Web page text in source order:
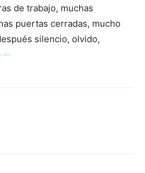
de trabajo, muchas
puertas cerradas, mucho
silencio, olvido,